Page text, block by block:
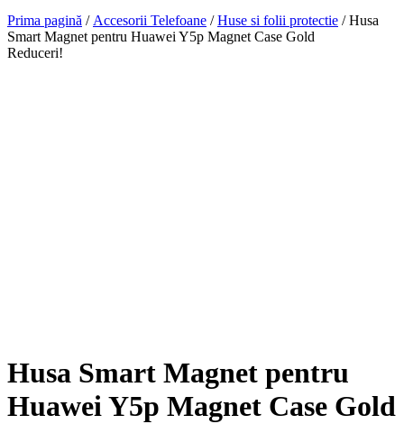
Prima pagină / Accesorii Telefoane /Huse si folii protectie / Husa
Smart Magnet pentru Huawei Y5p Magnet Case Gold
Reduceri!
Husa Smart Magnet pentru
Huawei Y5p Magnet Case Gold